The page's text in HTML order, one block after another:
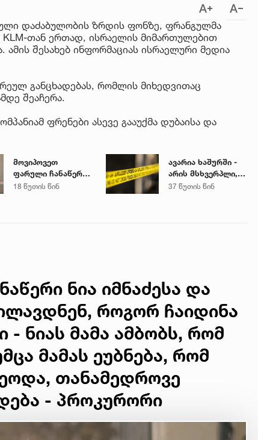
დაძაბულობის ზრდის ფონზე, ფრანგულმა
KLM-თან ერთად, ისრაელის მიმართულებით
ამის შესახებ ინფორმაციას ისრაელური მედია
განცხადებას, რომლის მიხედვითაც
შეაჩერა.
ფრენები ასევე გააუქმა დუბაისა და
მოვიპოვეთ
ფარული ჩანაწერი
ნია იმნაძესა და
მამას ეუბნება,
რომ სხვანაირად
ვერ მოიქცეოდა,
თანამედროვე
ეპოქაში
- პროკურორი
18 წუთის წინ
ავარია ხაშურში -
არის მსხვერპლი,
არიან
37 წუთის წინ
ნია იმნაძესა და
როგორ ჩაიდინა
- ნიას მამა ამბობს, რომ
მამას ეუბნება, რომ
თანამედროვე
- პროკურორი